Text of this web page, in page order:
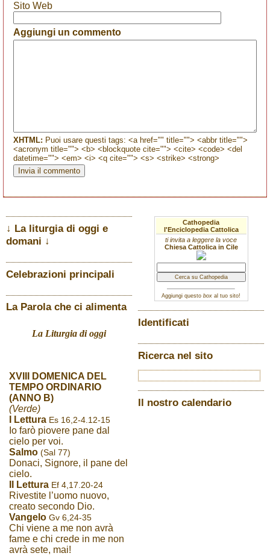
Sito Web
Aggiungi un commento
XHTML: Puoi usare questi tags: <a href="" title=""> <abbr title="">
<acronym title=""> <b> <blockquote cite=""> <cite> <code> <del
datetime=""> <em> <i> <q cite=""> <s> <strike> <strong>
↓ La liturgia di oggi e
domani ↓
Celebrazioni principali
La Parola che ci alimenta
La Liturgia di oggi
XVIII DOMENICA DEL
TEMPO ORDINARIO
(ANNO B)
(Verde)
I Lettura Es 16,2-4.12-15
Io farò piovere pane dal
cielo per voi.
Salmo (Sal 77)
Donaci, Signore, il pane del
cielo.
II Lettura Ef 4,17.20-24
Rivestite l’uomo nuovo,
creato secondo Dio.
Vangelo Gv 6,24-35
Chi viene a me non avrà
fame e chi crede in me non
avrà sete, mai!
Cathopedia
l'Enciclopedia Cattolica
ti invita a leggere la voce
Chiesa Cattolica in Cile
Aggiungi questo box al tuo sito!
Identificati
Ricerca nel sito
Il nostro calendario